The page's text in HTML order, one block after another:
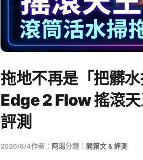
拖地不再是「把髒
Edge 2 Flow 搖滾
評測
2026/8/4作者： 阿湯分類： 開箱文 & 評測